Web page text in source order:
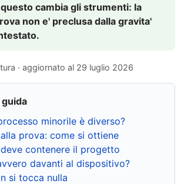
cambia gli strumenti: la
non e' preclusa dalla gravita'
· aggiornato al 29 luglio 2026
minorile è diverso?
prova: come si ottiene
contenere il progetto
davanti al dispositivo?
si tocca nulla